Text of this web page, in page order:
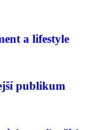
a lifestyle
publikum